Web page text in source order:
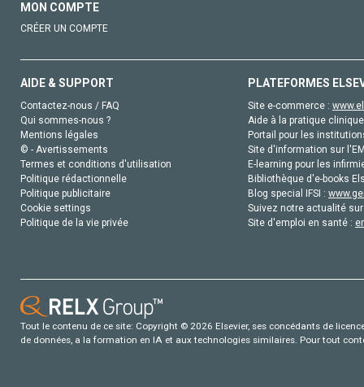
MON COMPTE
CRÉER UN COMPTE
AIDE & SUPPORT
Contactez-nous / FAQ
Qui sommes-nous ?
Mentions légales
© - Avertissements
Termes et conditions d'utilisation
Politique rédactionnelle
Politique publicitaire
Cookie settings
Politique de la vie privée
PLATEFORMES
Site e-commerce :
Aide à la pratique
Portail pour les
Site d'information sur
E-learning pour les
Bibliothèque d'e-books
Blog special IFSI :
Suivez notre actualité
Site d'emploi en santé :
Tout le contenu de ce site: Copyright © 2026 Elsevier, ses concédants de
de données, a la formation en IA et aux technologies similaires. Pour tout